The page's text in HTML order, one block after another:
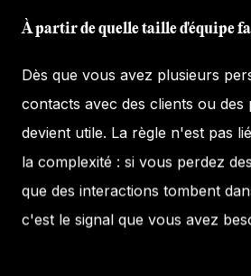
À partir de quelle taille d'équipe
Dès que vous avez plusieurs
contacts avec des clients ou des
devient utile. La règle n'est pas
la complexité : si vous perdez
que des interactions tombent
c'est le signal que vous avez